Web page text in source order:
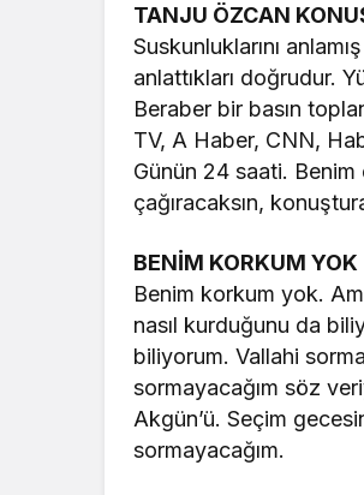
TANJU ÖZCAN
Suskunluklarını
anlattıkları doğrudur.
Beraber bir basın
TV, A Haber, CNN,
Günün 24 saati.
çağıracaksın,
BENİM KORKUM YOK
Benim korkum yok.
nasıl kurduğunu da
biliyorum. Vallahi
sormayacağım söz
Akgün’ü. Seçim
sormayacağım.